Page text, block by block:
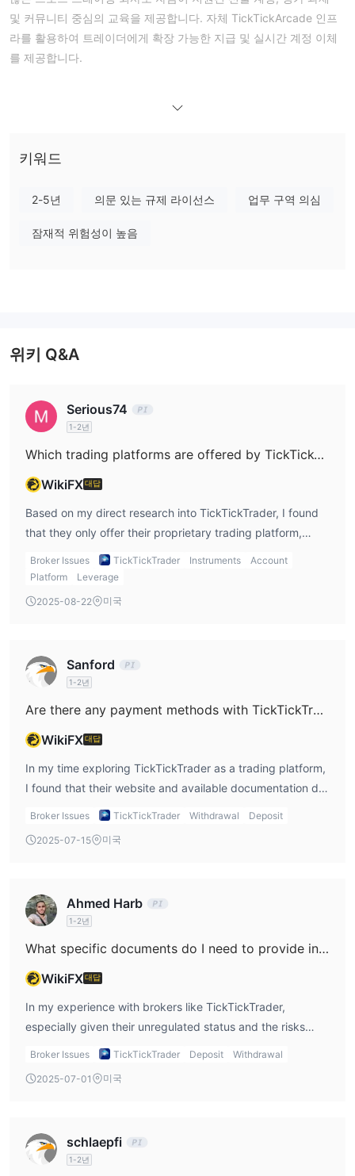
및 커뮤니티 중심의 교육을 제공합니다. 자체 TickTickArcade 인프
라를 활용하여 트레이더에게 확장 가능한 지급 및 실시간 계정 이체
를 제공합니다.
규제되지 않았습니다
있습니다.
록되었으며 2026년 5월 3일에 만료될 예정입니다. 마지막 업데이트
언트 이체를 중단하도록 설정되어 있습니다.
에 따라 지불하는 데 중점을 두고 있습니다.
TickTickTrader은직접 계정과 평가 계정
제공합니다. 직접 계정은 일시불로 즉시 라이브 시장 접속을 찾는 트
자신의 기술을 증명하고 싶은 트레이더를 위해 설계되었습니다. 현
재 데모 계정이나 이슬람(스왑 무료) 계정에 대한 언급은 없습니다.
TickTickTrader 수수료
TickTickTrader은 직접 계정(일시불)과 평가 계정(월별 또는 단기 결
제)을 모두 제공합니다. 전반적으로, 그들의 수수료는 자본 거래 업
계에서 일반적인 것보다 합리적이며 약간 낮습니다.
키워드
2-5년 의문 있는 규제 라이선스 업무 구역 의심
잠재적 위험성이 높음
위키 Q&A
Serious74
1-2년
Which trading platforms are offered by TickTickTrader? Do they support MT4, MT5, or cTrader?
WikiFX대답
Based on my direct research into TickTickTrader, I found
that they only offer their proprietary trading platform,
called TickTickArcade. As someone who has evaluated
numerous brokers over the years, this immediately stood
important consideration for me because platforms like
MT4 and MT5 are widely known for their robust analytical
tools, flexibility, and large user communities. In practical
terms, this means all trading activity with TickTickTrader
must be conducted through their in-house TickTickArcade
system. For me, the absence of MT4, MT5, or cTrader
limits the ability to use established EAs, indicators, or
custom scripts, which are often central to my trading
sometimes offer innovative features or unique interfaces, I
external regulation in place. From my standpoint, the lack
of industry-standard platforms is a significant limitation,
especially for traders who rely on specific tools or have
built strategies around MT4, MT5, or cTrader
environments. Anyone considering TickTickTrader should
be prepared for this limitation and proceed carefully,
ensuring the TickTickArcade platform meets their needs
before committing capital.
Broker Issues TickTickTrader Instruments
Account
Platform
Leverage
2025-08-22 미국
Sanford
1-2년
Are there any payment methods with TickTickTrader that allow for immediate withdrawals?
WikiFX대답
In my time exploring TickTickTrader as a trading platform,
I found that their website and available documentation do
not provide clear details about which payment methods, if
prioritizes fund security and transparent operations, I am
established financial authorities—which for me
significantly raises concerns about the reliability and
speed of any withdrawal process, regardless of the
centers on the account types, fee structures, and their
proprietary TickTickArcade trading platform. While they
tout scalable and real-time fund transfers within their
platform ecosystem, there is no mention of instant or
back to a personal account. This omission is a red flag I
capital can be crucial. Based on my experience, when a
broker avoids clear disclosure of payment and withdrawal
Broker Issues TickTickTrader Withdrawal Deposit
2025-07-15 미국
Ahmed Harb
1-2년
What specific documents do I need to provide in order to complete my initial withdrawal with TickTickTrader?
WikiFX대답
In my experience with brokers like TickTickTrader,
especially given their unregulated status and the risks
highlighted by their low regulatory index and warnings, I
withdrawals. While TickTickTrader’s WikiFX profile does
unregulated prop trading firms typically request standard
identity verification. This usually means I should be
Broker Issues TickTickTrader Deposit Withdrawal
2025-07-01 미국
schlaepfi
1-2년